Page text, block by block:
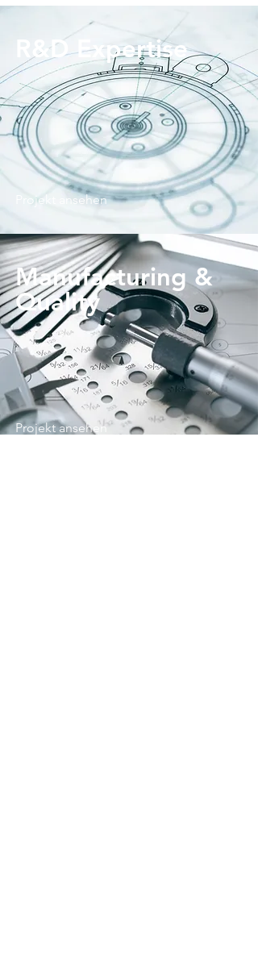
R&D Expertise
Projekt ansehen
Manufacturing &
Quality
Projekt ansehen